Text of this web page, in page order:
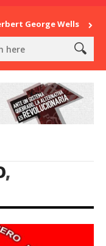
George Wells
,